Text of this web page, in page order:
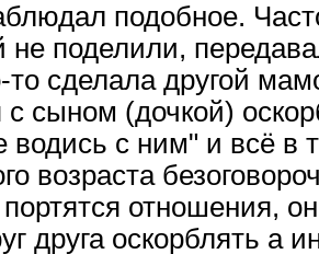
подобное.
не поделили,
сделала другой
с сыном (дочкой)
водись с ним" и всё
возраста
отношения,
друга оскорблять а